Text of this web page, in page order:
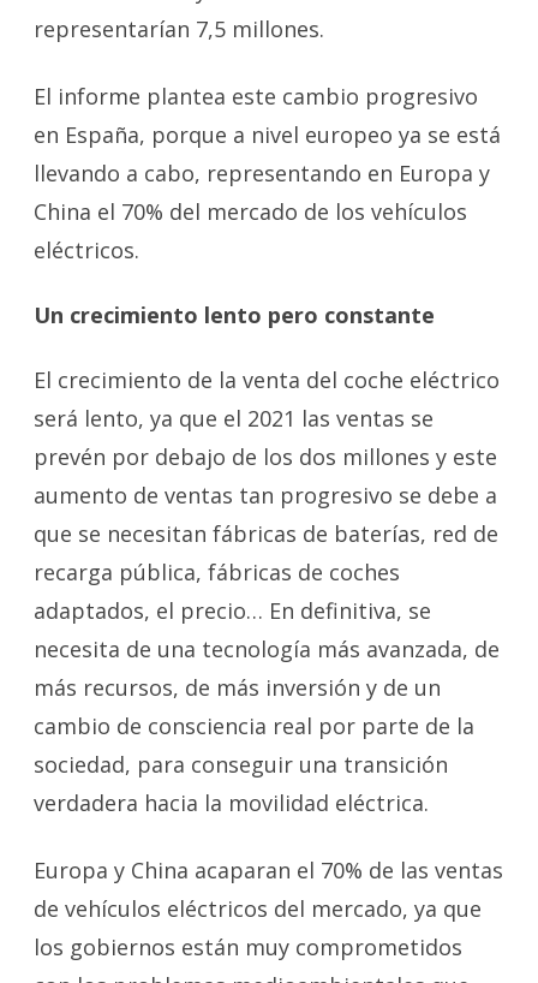
representarían 7,5 millones.
El informe plantea este cambio progresivo
en España, porque a nivel europeo ya se está
llevando a cabo, representando en Europa y
China el 70% del mercado de los vehículos
eléctricos.
Un crecimiento lento pero constante
El crecimiento de la venta del coche eléctrico
será lento, ya que el 2021 las ventas se
prevén por debajo de los dos millones y este
aumento de ventas tan progresivo se debe a
que se necesitan fábricas de baterías, red de
recarga pública, fábricas de coches
adaptados, el precio… En definitiva, se
necesita de una tecnología más avanzada, de
más recursos, de más inversión y de un
cambio de consciencia real por parte de la
sociedad, para conseguir una transición
verdadera hacia la movilidad eléctrica.
Europa y China acaparan el 70% de las ventas
de vehículos eléctricos del mercado, ya que
los gobiernos están muy comprometidos